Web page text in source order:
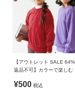
【アウトレット SALE
返品不可】カラーで楽しむ
¥500 税込